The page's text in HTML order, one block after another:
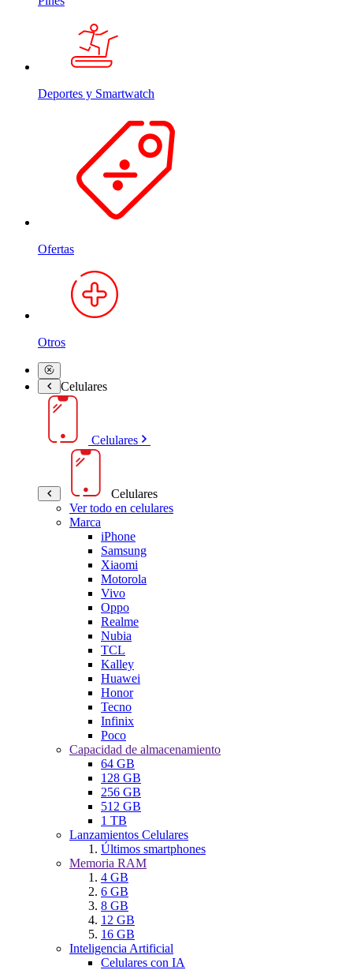
Deportes y Smartwatch
Ofertas
Otros
Celulares
Celulares
Celulares
Ver todo en celulares
Marca
iPhone
Samsung
Xiaomi
Motorola
Vivo
Oppo
Realme
Nubia
TCL
Kalley
Huawei
Honor
Tecno
Infinix
Poco
Capacidad de almacenamiento
64 GB
128 GB
256 GB
512 GB
1 TB
Lanzamientos Celulares
Últimos smartphones
Memoria RAM
4 GB
6 GB
8 GB
12 GB
16 GB
Inteligencia Artificial
Celulares con IA